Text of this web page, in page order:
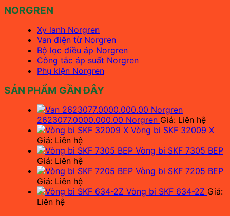
NORGREN
Xy lanh Norgren
Van điện từ Norgren
Bộ lọc điều áp Norgren
Công tắc áp suất Norgren
Phụ kiện Norgren
SẢN PHẨM GẦN ĐÂY
2623077.0000.000.00 Norgren Giá: Liên hệ
Vòng bi SKF 32009 X
Giá: Liên hệ
Vòng bi SKF 7305 BEP
Giá: Liên hệ
Vòng bi SKF 7205 BEP
Giá: Liên hệ
Vòng bi SKF 634-2Z Giá:
Liên hệ